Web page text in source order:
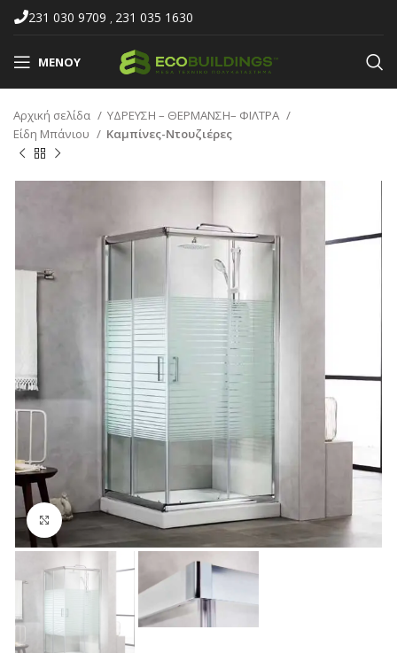
231 030 9709 , 231 035 1630
ΜΕΝΟΎ
Αρχική σελίδα
ΥΔΡΕΥΣΗ – ΘΕΡΜΑΝΣΗ– ΦΙΛΤΡΑ
Είδη Μπάνιου
Καμπίνες-Ντουζιέρες
Προβολή